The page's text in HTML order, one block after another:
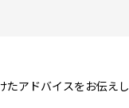
たアドバイスをお伝えし